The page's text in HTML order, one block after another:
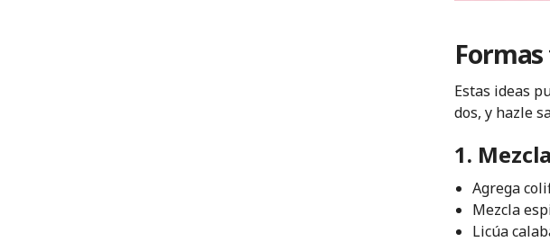
Estas ideas
dos, y hazle
1.
Agrega
Mezcla
Licúa